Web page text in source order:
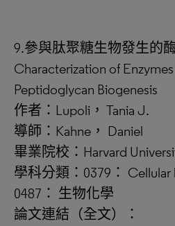
9.參與肽聚糖生物發生的
Characterization of
Peptidoglycan Biogenesis
作者：Lupoli， Tania J.
導師：Kahne， Daniel
畢業院校：Harvard
學科分類：0379： Cellular
0487： 生物化學
論文連結（全文）：